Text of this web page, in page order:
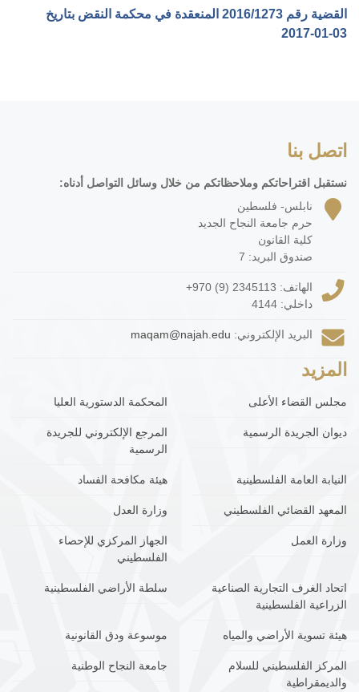
القضية رقم ‎1273‏/‎2016‏ المنعقدة في محكمة النقض بتاريخ
‎2017-01-03‏
اتصل بنا
نستقبل اقتراحاتكم وملاحظاتكم من خلال وسائل التواصل أدناه:
نابلس- فلسطين
حرم جامعة النجاح الجديد
كلية القانون
صندوق البريد: 7
الهاتف: +970 (9) 2345113
داخلي: 4144
البريد الإلكتروني: maqam@najah.edu
المزيد
مجلس القضاء الأعلى المحكمة الدستورية العليا
ديوان الجريدة الرسمية
المرجع الإلكتروني للجريدة
الرسمية
النيابة العامة الفلسطينية هيئة مكافحة الفساد
المعهد القضائي الفلسطيني وزارة العدل
وزارة العمل
الجهاز المركزي للإحصاء
الفلسطيني
اتحاد الغرف التجارية الصناعية
الزراعية الفلسطينية
سلطة الأراضي الفلسطينية
هيئة تسوية الأراضي والمياه موسوعة ودق القانونية
المركز الفلسطيني للسلام
والديمقراطية
جامعة النجاح الوطنية